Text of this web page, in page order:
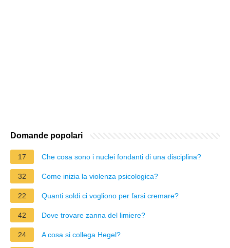
Domande popolari
17 Che cosa sono i nuclei fondanti di una disciplina?
32 Come inizia la violenza psicologica?
22 Quanti soldi ci vogliono per farsi cremare?
42 Dove trovare zanna del limiere?
24 A cosa si collega Hegel?